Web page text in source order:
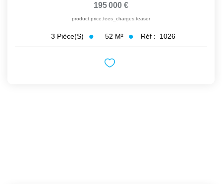
195 000 €
product.price.fees_charges.teaser
3 Pièce(s) 52 M² Réf : 1026